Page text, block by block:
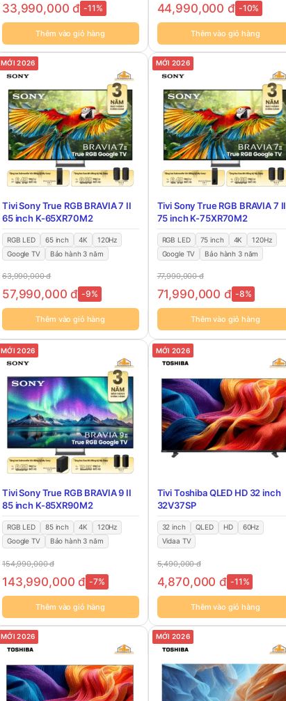
33,990,000đ -11%
Thêm vào giỏ hàng
44,990,000 đ -10%
Thêm vào giỏ hàng
MỚI 2026
Tivi Sony True RGB BRAVIA 7 II
65 inch K-65XR70M2
RGB LED 65 inch 4K
120Hz
Google TV
Bảo hành 3 năm
63,990,000đ
57,990,000đ -9%
Thêm vào giỏ hàng
MỚI 2026
Tivi Sony True RGB BRAVIA 7 II
75 inch K-75XR70M2
RGB LED 75 inch 4K
120Hz
Google TV
Bảo hành 3 năm
77,990,000đ
71,990,000 đ -8%
Thêm vào giỏ hàng
MỚI 2026
Tivi Sony True RGB BRAVIA 9 II
85 inch K-85XR90M2
RGB LED 85 inch 4K
120Hz
Google TV
Bảo hành 3 năm
154,990,000đ
143,990,000đ -7%
Thêm vào giỏ hàng
MỚI 2026
Tivi Toshiba QLED HD 32 inch
32V37SP
32 inch QLED HD
60Hz
Vidaa TV
5,490,000đ
4,870,000đ -11%
Thêm vào giỏ hàng
MỚI 2026 MỚI 2026